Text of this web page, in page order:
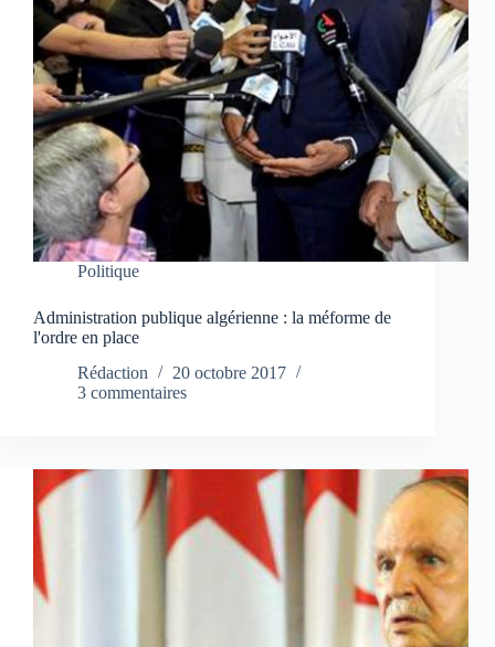
Politique
Administration publique algérienne : la méforme de
l'ordre en place
Rédaction
20 octobre 2017
3 commentaires